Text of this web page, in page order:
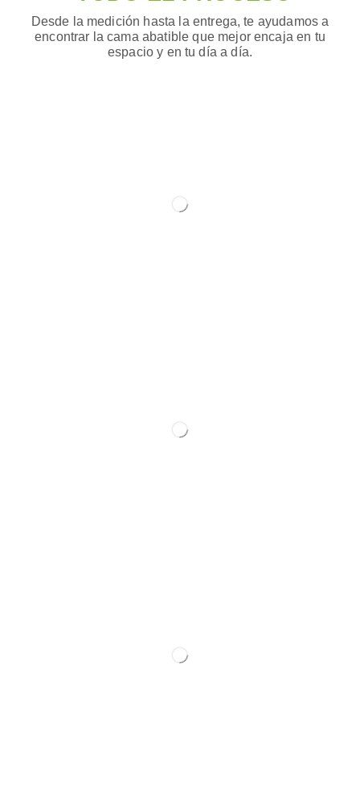
Desde la medición hasta la entrega, te ayudamos a
encontrar la cama abatible que mejor encaja en tu
espacio y en tu día a día.